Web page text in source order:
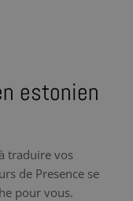
estonien
traduire vos
de Presence se
pour vous.